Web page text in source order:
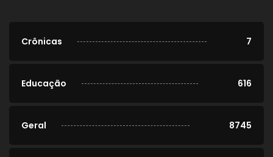
Crônicas 7
Educação 616
Geral 8745